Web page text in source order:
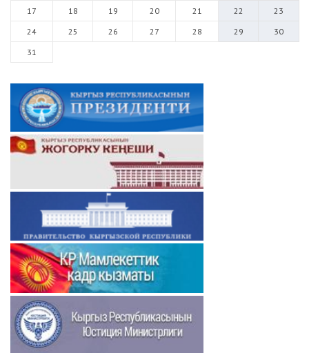
17
18 19 20 21 22
23
24
25 26 27 28 29
30
31